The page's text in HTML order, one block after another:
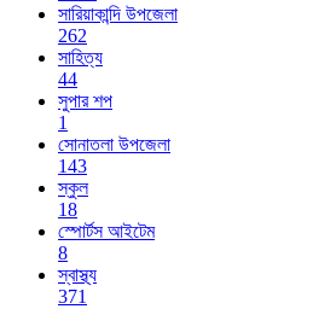
সারিয়াকান্দি উপজেলা
262
সাহিত্য
44
সুপার শপ
1
সোনাতলা উপজেলা
143
স্কুল
18
স্পোর্টস আইটেম
8
স্বাস্থ্য
371